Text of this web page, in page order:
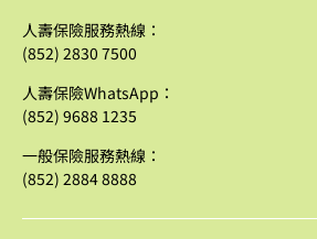
人壽保險服務熱線：
(852) 2830 7500
人壽保險WhatsApp：
(852) 9688 1235
一般保險服務熱線：
(852) 2884 8888